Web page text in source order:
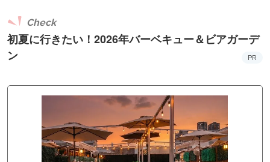
初夏に行きたい！2026年バーベキュー＆ビアガーデ
ン
Check
PR